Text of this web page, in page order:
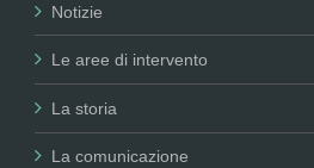
Notizie
Le aree di intervento
La storia
La comunicazione